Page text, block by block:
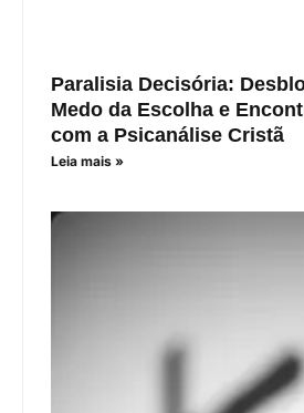
Paralisia Decisória:
Medo da Escolha e
com a Psicanálise Cristã
Leia mais »